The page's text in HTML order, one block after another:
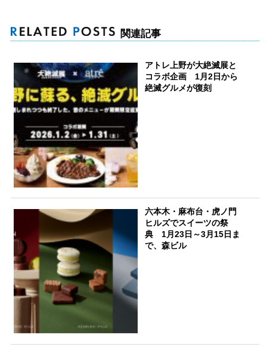
関連記事
アトレ上野が大絶滅展と
コラボ企画 1月2日から
絶滅グルメが復刻
六本木・麻布台・虎ノ門
ヒルズでスイーツの祭
典 1月23日～3月15日ま
で、森ビル